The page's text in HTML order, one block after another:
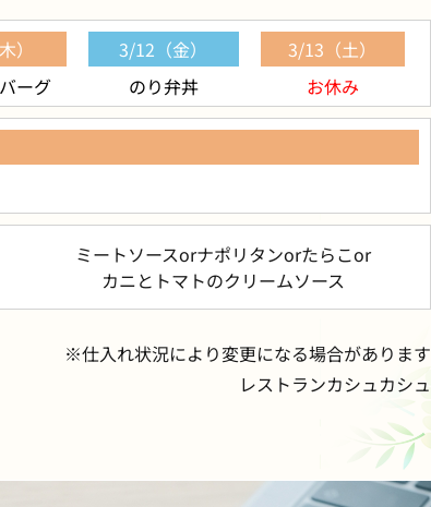
）
ーグ
3/12（金）
のり弁丼
3/13（土）
お休み
ミートソースorナポリタンorたらこor
カニとトマトのクリームソース
※仕入れ状況により変更になる場合があります
レストランカシュカシュ